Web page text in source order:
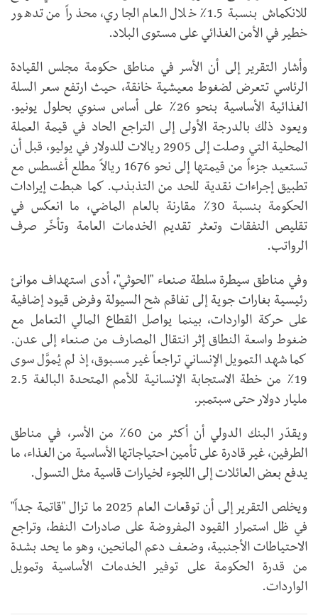
للانكماش بنسبة 1.5٪ خلال العام الجاري، محذراً من تدهور
خطير في الأمن الغذائي على مستوى البلاد.
وأشار التقرير إلى أن الأسر في مناطق حكومة مجلس القيادة
الرئاسي تتعرض لضغوط معيشية خانقة، حيث ارتفع سعر السلة
الغذائية الأساسية بنحو 26٪ على أساس سنوي بحلول يونيو.
ويعود ذلك بالدرجة الأولى إلى التراجع الحاد في قيمة العملة
المحلية التي وصلت إلى 2905 ريالات للدولار في يوليو، قبل أن
تستعيد جزءاً من قيمتها إلى نحو 1676 ريالاً مطلع أغسطس مع
تطبيق إجراءات نقدية للحد من التذبذب. كما هبطت إيرادات
الحكومة بنسبة 30٪ مقارنة بالعام الماضي، ما انعكس في
تقليص النفقات وتعثر تقديم الخدمات العامة وتأخّر صرف
الرواتب.
وفي مناطق سيطرة سلطة صنعاء "الحوثي"، أدى استهداف موانئ
رئيسية بغارات جوية إلى تفاقم شح السيولة وفرض قيود إضافية
على حركة الواردات، بينما يواصل القطاع المالي التعامل مع
ضغوط واسعة النطاق إثر انتقال المصارف من صنعاء إلى عدن.
كما شهد التمويل الإنساني تراجعاً غير مسبوق، إذ لم يُموَّل سوى
19٪ من خطة الاستجابة الإنسانية للأمم المتحدة البالغة 2.5
مليار دولار حتى سبتمبر.
ويقدّر البنك الدولي أن أكثر من 60٪ من الأسر، في مناطق
الطرفين، غير قادرة على تأمين احتياجاتها الأساسية من الغذاء، ما
يدفع بعض العائلات إلى اللجوء لخيارات قاسية مثل التسول.
ويخلص التقرير إلى أن توقعات العام 2025 ما تزال "قاتمة جداً"
في ظل استمرار القيود المفروضة على صادرات النفط، وتراجع
الاحتياطات الأجنبية، وضعف دعم المانحين، وهو ما يحد بشدة
من قدرة الحكومة على توفير الخدمات الأساسية وتمويل
الواردات.